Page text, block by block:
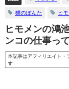
猫のぽんた ヒ
ヒモメンの鴻
ンコの仕事っ
本記事はアフィリエイト・
す